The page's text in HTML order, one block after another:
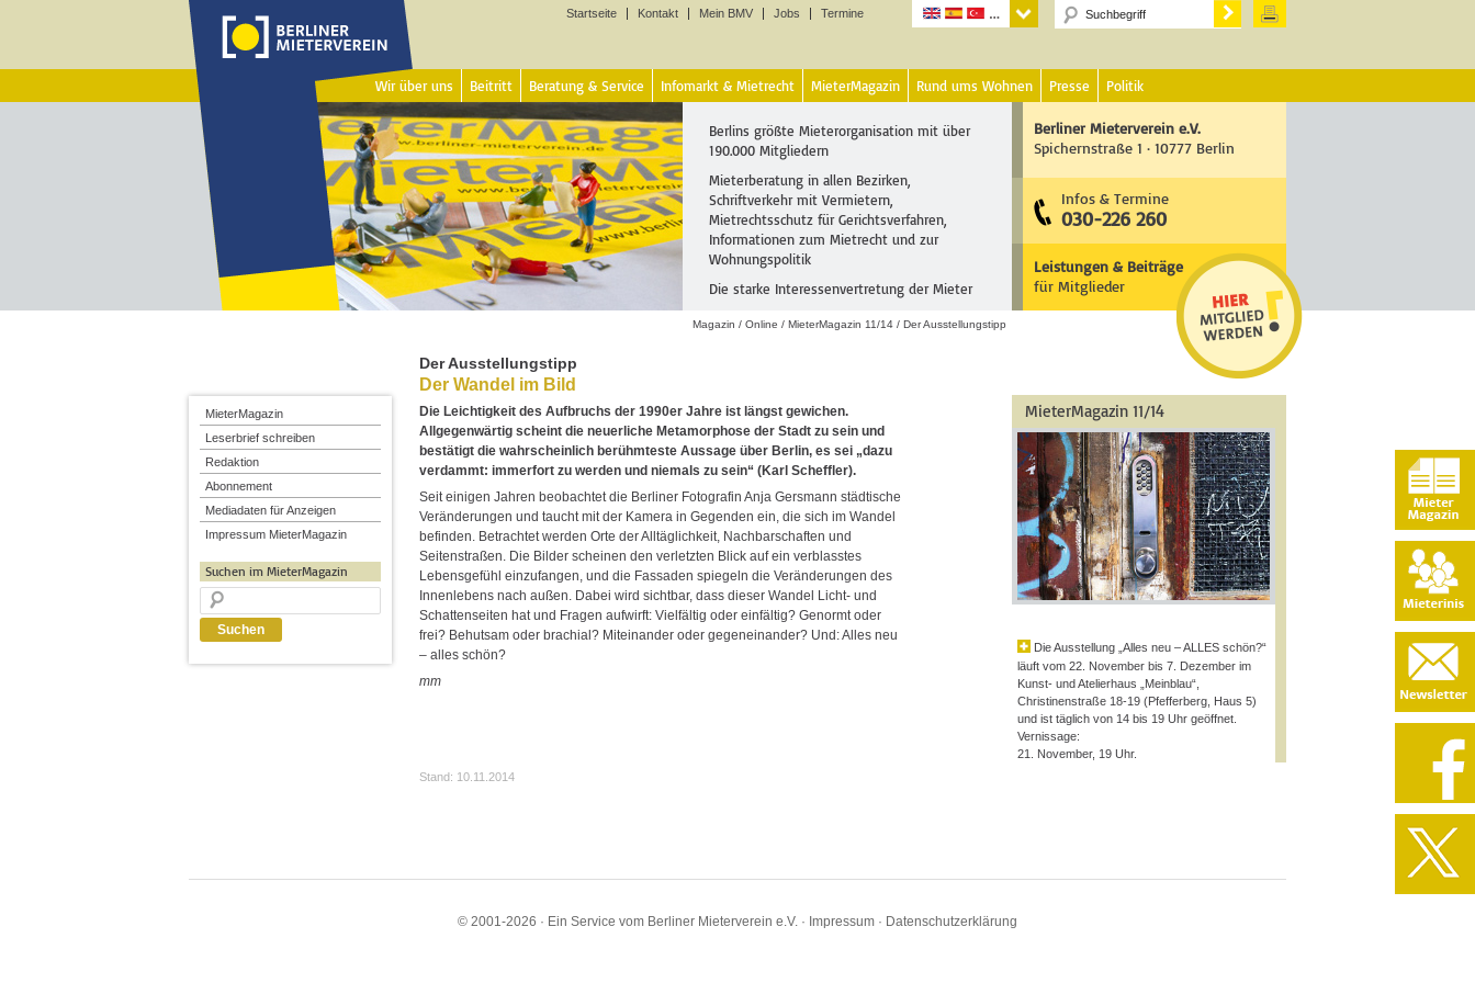
Startseite Kontakt Mein BMV Jobs Termine
Wir über uns Beitritt Beratung & Service Infomarkt & Mietrecht MieterMagazin Rund ums Wohnen Presse Politik
Berlins größte Mieterorganisation mit über
190.000 Mitgliedern
Mieterberatung in allen Bezirken,
Schriftverkehr mit Vermietern,
Mietrechtsschutz für Gerichtsverfahren,
Informationen zum Mietrecht und zur
Wohnungspolitik
Die starke Interessenvertretung der Mieter
Berliner Mieterverein e.V.
Spichernstraße 1 · 10777 Berlin
Infos & Termine
030-226 260
Leistungen & Beiträge
für Mitglieder
Magazin / Online / MieterMagazin 11/14 / Der Ausstellungstipp
Der Ausstellungstipp
Der Wandel im Bild
Die Leichtigkeit des Aufbruchs der 1990er Jahre ist längst gewichen.
Allgegenwärtig scheint die neuerliche Metamorphose der Stadt zu sein und
bestätigt die wahrscheinlich berühmteste Aussage über Berlin, es sei „dazu
verdammt: immerfort zu werden und niemals zu sein“ (Karl Scheffler).
Seit einigen Jahren beobachtet die Berliner Fotografin Anja Gersmann städtische
Veränderungen und taucht mit der Kamera in Gegenden ein, die sich im Wandel
befinden. Betrachtet werden Orte der Alltäglichkeit, Nachbarschaften und
Seitenstraßen. Die Bilder scheinen den verletzten Blick auf ein verblasstes
Lebensgefühl einzufangen, und die Fassaden spiegeln die Veränderungen des
Innenlebens nach außen. Dabei wird sichtbar, dass dieser Wandel Licht- und
Schattenseiten hat und Fragen aufwirft: Vielfältig oder einfältig? Genormt oder
frei? Behutsam oder brachial? Miteinander oder gegeneinander? Und: Alles neu
– alles schön?
mm
MieterMagazin 11/14
Die Ausstellung „Alles neu – ALLES schön?“
läuft vom 22. November bis 7. Dezember im
Kunst- und Atelierhaus „Meinblau“,
Christinenstraße 18-19 (Pfefferberg, Haus 5)
und ist täglich von 14 bis 19 Uhr geöffnet.
Vernissage:
21. November, 19 Uhr.
Stand: 10.11.2014
MieterMagazin
Leserbrief schreiben
Redaktion
Abonnement
Mediadaten für Anzeigen
Impressum MieterMagazin
Suchen im MieterMagazin
© 2001-2026 · Ein Service vom Berliner Mieterverein e.V. · Impressum · Datenschutzerklärung